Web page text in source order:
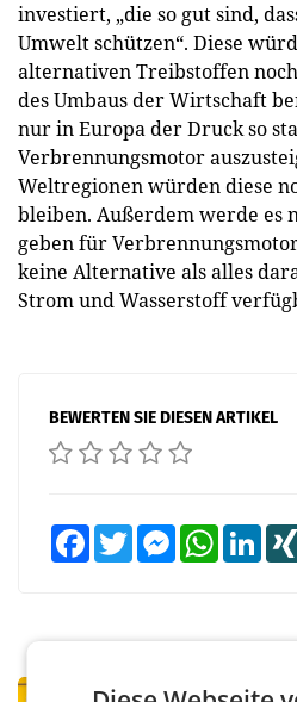
investiert, „die so gut sind,
Umwelt schützen“. Diese
alternativen Treibstoffen
des Umbaus der Wirtschaft
nur in Europa der Druck so
Verbrennungsmotor
Weltregionen würden diese
bleiben. Außerdem werde es
geben für
keine Alternative als alles
Strom und Wasserstoff
BEWERTEN SIE DIESEN ARTIKEL
FacebookTwitter MessengerWhatsApp
PRIMENEWS